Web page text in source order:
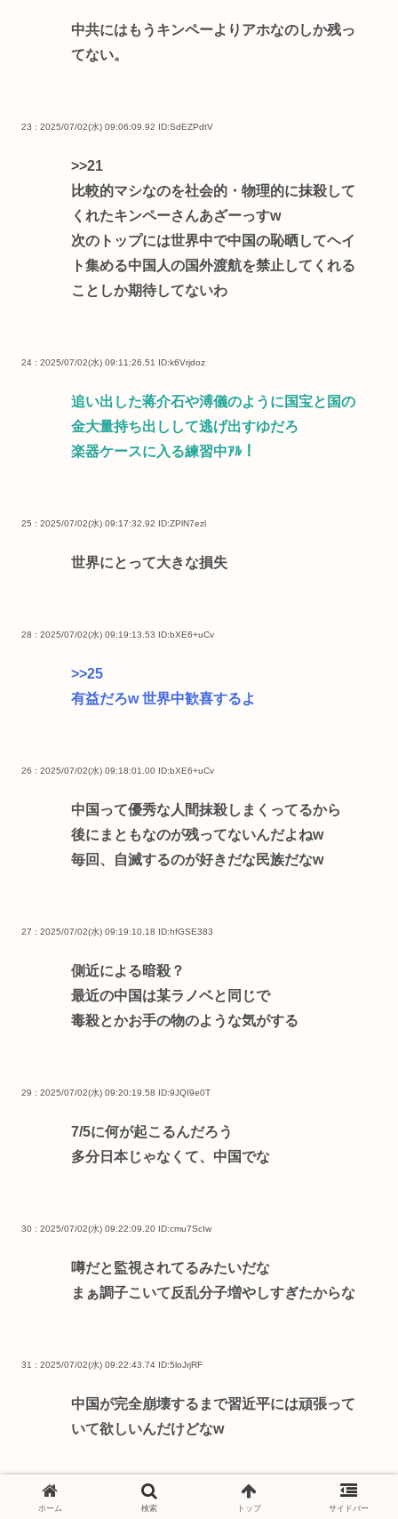
中共にはもうキンペーよりアホなのしか残っ
てない。
23 : 2025/07/02(水) 09:06:09.92 ID:SdEZPdtV
>>21
比較的マシなのを社会的・物理的に抹殺して
くれたキンペーさんあざーっすw
次のトップには世界中で中国の恥晒してヘイ
ト集める中国人の国外渡航を禁止してくれる
ことしか期待してないわ
24 : 2025/07/02(水) 09:11:26.51 ID:k6Vrjdoz
追い出した蒋介石や溥儀のように国宝と国の
金大量持ち出しして逃げ出すゆだろ
楽器ケースに入る練習中ｱﾙ！
25 : 2025/07/02(水) 09:17:32.92 ID:ZPlN7ezl
世界にとって大きな損失
28 : 2025/07/02(水) 09:19:13.53 ID:bXE6+uCv
>>25
有益だろw 世界中歓喜するよ
26 : 2025/07/02(水) 09:18:01.00 ID:bXE6+uCv
中国って優秀な人間抹殺しまくってるから
後にまともなのが残ってないんだよねw
毎回、自滅するのが好きだな民族だなw
27 : 2025/07/02(水) 09:19:10.18 ID:hfGSE383
側近による暗殺？
最近の中国は某ラノベと同じで
毒殺とかお手の物のような気がする
29 : 2025/07/02(水) 09:20:19.58 ID:9JQI9e0T
7/5に何が起こるんだろう
多分日本じゃなくて、中国でな
30 : 2025/07/02(水) 09:22:09.20 ID:cmu7ScIw
噂だと監視されてるみたいだな
まぁ調子こいて反乱分子増やしすぎたからな
31 : 2025/07/02(水) 09:22:43.74 ID:5loJrjRF
中国が完全崩壊するまで習近平には頑張って
いて欲しいんだけどなw
32 : 2025/07/02(水) 09:22:52.23
ホーム 検索 トップ サイドバー